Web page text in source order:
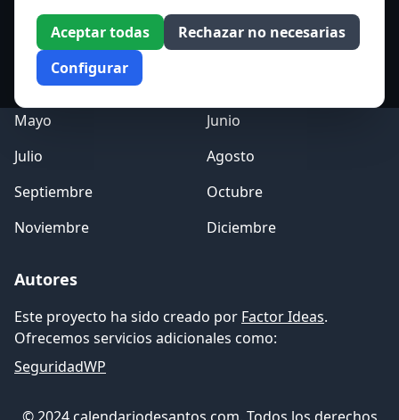
Aceptar todas
Rechazar no necesarias
Configurar
Acceso a los Meses
Enero
Febrero
Marzo
Mayo
Junio
Julio
Agosto
Septiembre
Octubre
Noviembre
Diciembre
Autores
Este proyecto ha sido creado por Factor Ideas.
Ofrecemos servicios adicionales como:
SeguridadWP